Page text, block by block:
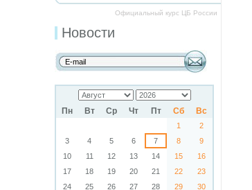
Официальный курс ЦБ России
Новости
Пн Вт Ср Чт Пт Сб Вс
1
2
3
4 5 6 7 8
9
10
11 12 13 14 15
16
17
18 19 20 21 22
23
24
25 26 27 28 29
30